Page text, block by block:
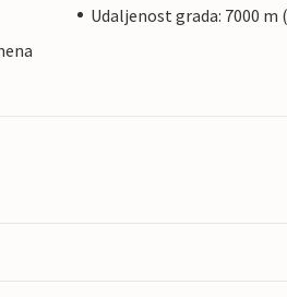
Udaljenost grada: 7000 m